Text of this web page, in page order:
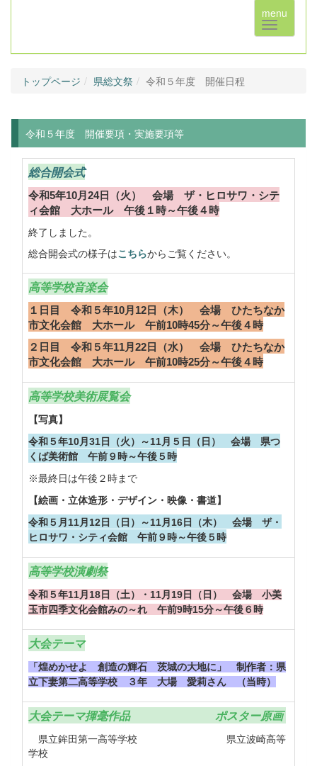
menu
トップページ 県総文祭 令和５年度 開催日程
令和５年度 開催要項・実施要項等
総合開会式
令和5年10月24日（火） 会場 ザ・ヒロサワ・シテ
ィ会館 大ホール 午後１時～午後４時
終了しました。
総合開会式の様子はこちらからご覧ください。
高等学校音楽会
１日目 令和５年10月12日（木） 会場 ひたちなか
市文化会館 大ホール 午前10時45分～午後４時
２日目 令和５年11月22日（水） 会場 ひたちなか
市文化会館 大ホール 午前10時25分～午後４時
高等学校美術展覧会
【写真】
令和５年10月31日（火）～11月５日（日） 会場 県つ
くば美術館 午前９時～午後５時
※最終日は午後２時まで
【絵画・立体造形・デザイン・映像・書道】
令和５月11月12日（日）～11月16日（木） 会場 ザ・
ヒロサワ・シティ会館 午前９時～午後５時
高等学校演劇祭
令和５年11月18日（土）・11月19日（日） 会場 小美
玉市四季文化会館みの～れ 午前9時15分～午後６時
大会テーマ
「煌めかせよ 創造の輝石 茨城の大地に」 制作者：県
立下妻第二高等学校 ３年 大場 愛莉さん （当時）
大会テーマ揮毫作品 ポスター原画
県立鉾田第一高等学校 県立波崎高等
学校